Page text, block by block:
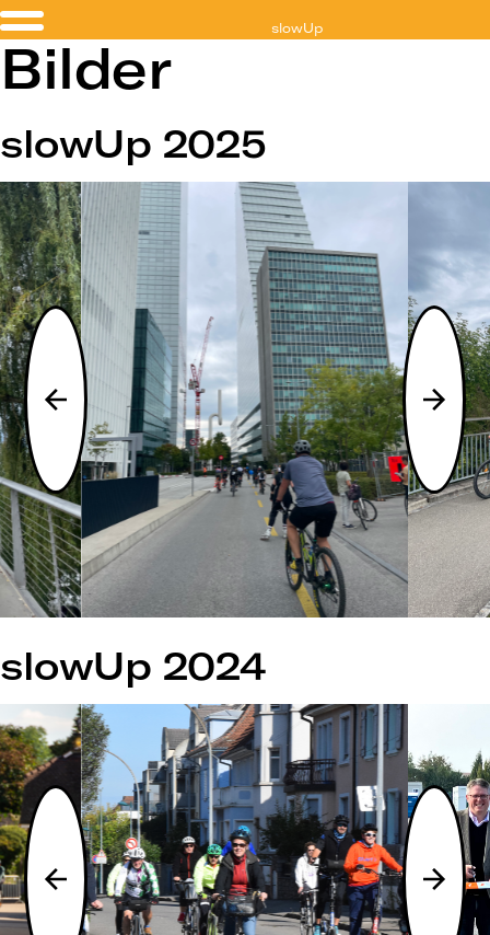
slowUp
Bilder
slowUp 2025
slowUp 2024